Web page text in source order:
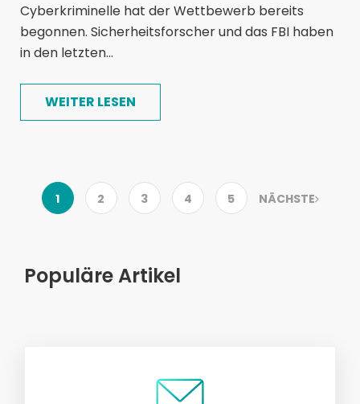
Cyberkriminelle hat der Wettbewerb bereits
begonnen. Sicherheitsforscher und das FBI haben
in den letzten...
WEITER LESEN
1 2 3 4 5 NÄCHSTE
Populäre Artikel